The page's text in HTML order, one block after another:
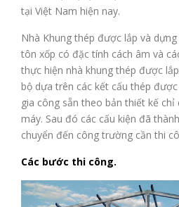
tại Việt Nam hiện nay.
Nhà Khung thép được lắp và
tôn xốp có đặc tính cách âm và
thực hiện nhà khung thép được
bộ dựa trên các kết cấu thép
gia công sẵn theo bản thiết kế
máy. Sau đó các cấu kiện đã
chuyển đến công trường cần thi
Các bước thi công.